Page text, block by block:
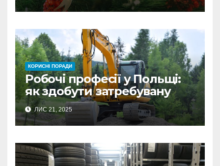
КОРИСНІ ПОРАДИ
Робочі професії у Польщі:
як здобути затребувану
спеціальність та заробляти
гідні гроші
ЛИС 21, 2025